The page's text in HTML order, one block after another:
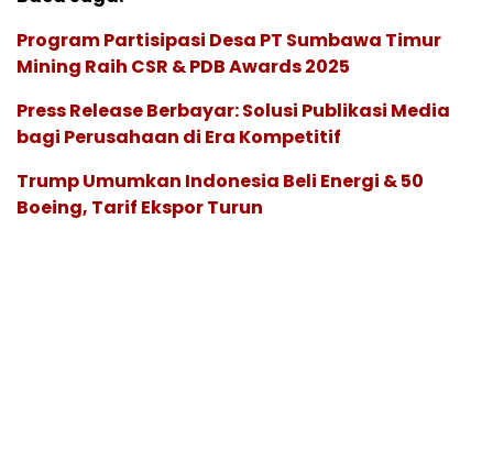
Program Partisipasi Desa PT Sumbawa Timur
Mining Raih CSR & PDB Awards 2025
Press Release Berbayar: Solusi Publikasi Media
bagi Perusahaan di Era Kompetitif
Trump Umumkan Indonesia Beli Energi & 50
Boeing, Tarif Ekspor Turun